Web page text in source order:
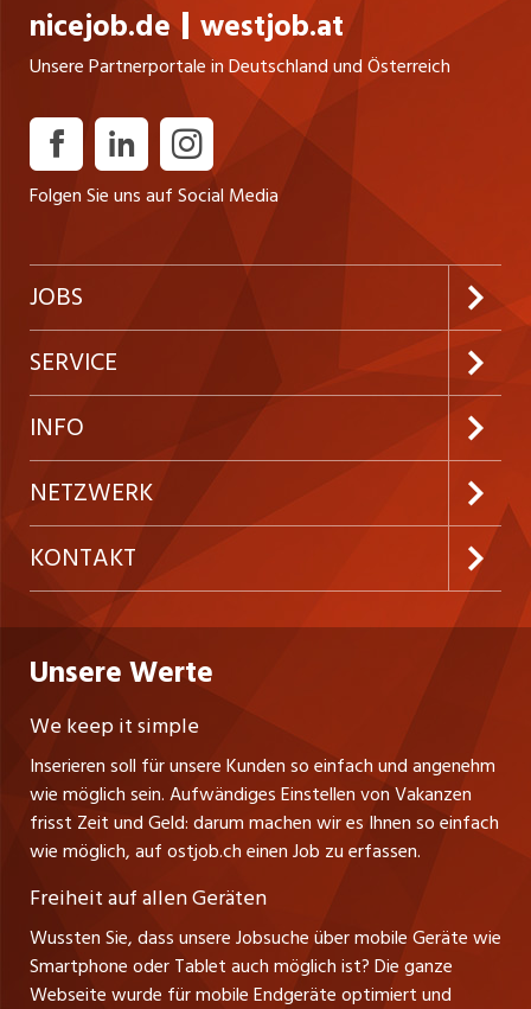
nicejob.de westjob.at
Unsere Partnerportale in Deutschland und Österreich
Folgen Sie uns auf Social Media
JOBS
Jobabo abonnieren
Neue Stellen
Festanstellungen
Temporäre Jobs
Freelance Jobs
Praktika
Lehrstellen
Führungspositionen
Management / Kader-Jobs
Berufsgruppen
Top-Regionen
SERVICE
Kundenlogin
Inserieren
Firmen
Personalvermittler
INFO
Preise & Leistungen
AGB
Datenschutzerklärung
Nutzungsbedingungen
Stellenmeldepflicht
Schnittstelle
Impressum
NETZWERK
westjob.at
nicejob.de
myjob.ch
zentraljob.ch
jobbasel.ch
jobbern.ch
jobmittelland.ch
jobzüri.ch
schaffu.ch (VS)
KONTAKT
CH Media Classifieds AG
Fürstenlandstrasse 122
CH-9001 St. Gallen
Tel. +41 71 272 73 80
info@ostjob.ch/inserate@ostjob.ch
Henrik Jasek
Leiter ostjob.ch
Fredy Pillinger
Verkauf und Beratung
Christoph Walzl
Verkauf und Beratung
Unsere Werte
We keep it simple
Inserieren soll für unsere Kunden so einfach und angenehm
wie möglich sein. Aufwändiges Einstellen von Vakanzen
frisst Zeit und Geld: darum machen wir es Ihnen so einfach
wie möglich, auf ostjob.ch einen Job zu erfassen.
Freiheit auf allen Geräten
Wussten Sie, dass unsere Jobsuche über mobile Geräte wie
Smartphone oder Tablet auch möglich ist? Die ganze
Webseite wurde für mobile Endgeräte optimiert und